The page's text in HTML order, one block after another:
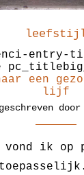
een
lijf
geschreven door
vond ik